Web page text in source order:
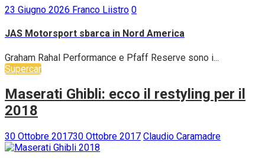
23 Giugno 2026 Franco Liistro 0
JAS Motorsport sbarca in Nord America
Graham Rahal Performance e Pfaff Reserve sono i...
Supercar
Maserati Ghibli: ecco il restyling per il
2018
30 Ottobre 201730 Ottobre 2017 Claudio Caramadre